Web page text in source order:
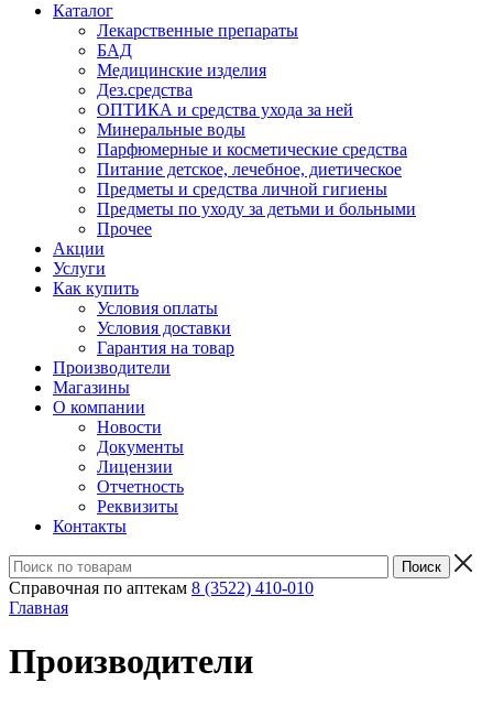
Каталог
Лекарственные препараты
БАД
Медицинские изделия
Дез.средства
ОПТИКА и средства ухода за ней
Минеральные воды
Парфюмерные и косметические средства
Питание детское, лечебное, диетическое
Предметы и средства личной гигиены
Предметы по уходу за детьми и больными
Прочее
Акции
Услуги
Как купить
Условия оплаты
Условия доставки
Гарантия на товар
Производители
Магазины
О компании
Новости
Документы
Лицензии
Отчетность
Реквизиты
Контакты
Справочная по аптекам 8 (3522) 410-010
Главная
Производители